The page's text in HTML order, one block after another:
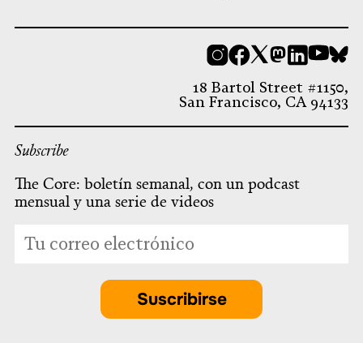
Instagram
FacebookMastodon
18 Bartol Street #1150,
San Francisco, CA 94133
Subscribe
The Core: boletín semanal, con un podcast
mensual y una serie de videos
indicates
Dirección
de
Suscribirse